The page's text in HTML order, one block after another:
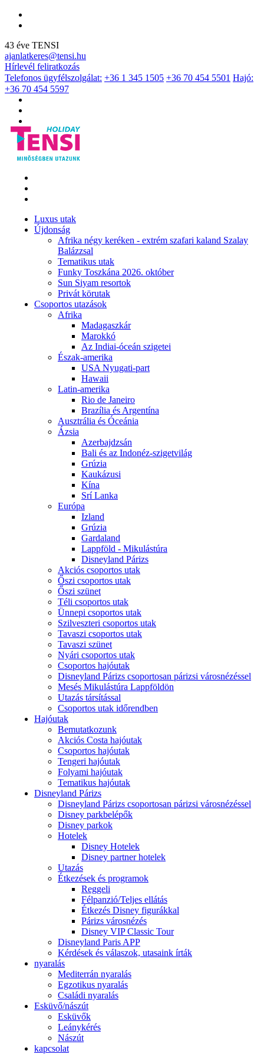
43 éve TENSI
ajanlatkeres@tensi.hu
Hírlevél feliratkozás
Telefonos ügyfélszolgálat: +36 1 345 1505 +36 70 454 5501 Hajó:
+36 70 454 5597
Luxus utak
Újdonság
Afrika négy keréken - extrém szafari kaland Szalay
Balázzsal
Tematikus utak
Funky Toszkána 2026. október
Sun Siyam resortok
Privát körutak
Csoportos utazások
Afrika
Madagaszkár
Marokkó
Az Indiai-óceán szigetei
Észak-amerika
USA Nyugati-part
Hawaii
Latin-amerika
Rio de Janeiro
Brazília és Argentína
Ausztrália és Óceánia
Ázsia
Azerbajdzsán
Bali és az Indonéz-szigetvilág
Grúzia
Kaukázusi
Kína
Srí Lanka
Európa
Izland
Grúzia
Gardaland
Lappföld - Mikulástúra
Disneyland Párizs
Akciós csoportos utak
Őszi csoportos utak
Őszi szünet
Téli csoportos utak
Ünnepi csoportos utak
Szilveszteri csoportos utak
Tavaszi csoportos utak
Tavaszi szünet
Nyári csoportos utak
Csoportos hajóutak
Disneyland Párizs csoportosan párizsi városnézéssel
Mesés Mikulástúra Lappföldön
Utazás társítással
Csoportos utak időrendben
Hajóutak
Bemutatkozunk
Akciós Costa hajóutak
Csoportos hajóutak
Tengeri hajóutak
Folyami hajóutak
Tematikus hajóutak
Disneyland Párizs
Disneyland Párizs csoportosan párizsi városnézéssel
Disney parkbelépők
Disney parkok
Hotelek
Disney Hotelek
Disney partner hotelek
Utazás
Étkezések és programok
Reggeli
Félpanzió/Teljes ellátás
Étkezés Disney figurákkal
Párizs városnézés
Disney VIP Classic Tour
Disneyland Paris APP
Kérdések és válaszok, utasaink írták
nyaralás
Mediterrán nyaralás
Egzotikus nyaralás
Családi nyaralás
Esküvő/nászút
Esküvők
Leánykérés
Nászút
kapcsolat